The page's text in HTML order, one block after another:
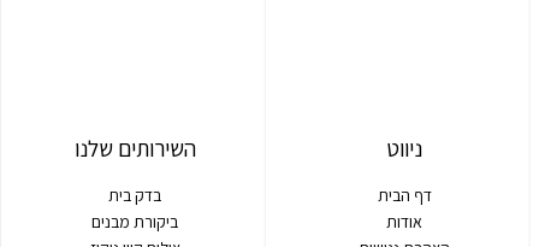
ניווט
דף הבית
אודות
השירותים שלנו
בדק בית
ביקורת מבנים